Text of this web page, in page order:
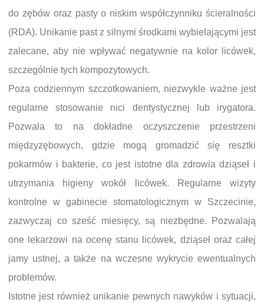
do zębów oraz pasty o niskim współczynniku ścieralności
(RDA). Unikanie past z silnymi środkami wybielającymi jest
zalecane, aby nie wpływać negatywnie na kolor licówek,
szczególnie tych kompozytowych.
Poza codziennym szczotkowaniem, niezwykle ważne jest
regularne stosowanie nici dentystycznej lub irygatora.
Pozwala to na dokładne oczyszczenie przestrzeni
międzyzębowych, gdzie mogą gromadzić się resztki
pokarmów i bakterie, co jest istotne dla zdrowia dziąseł i
utrzymania higieny wokół licówek. Regularne wizyty
kontrolne w gabinecie stomatologicznym w Szczecinie,
zazwyczaj co sześć miesięcy, są niezbędne. Pozwalają
one lekarzowi na ocenę stanu licówek, dziąseł oraz całej
jamy ustnej, a także na wczesne wykrycie ewentualnych
problemów.
Istotne jest również unikanie pewnych nawyków i sytuacji,